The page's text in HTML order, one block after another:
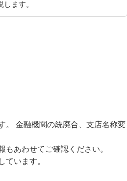
ます。
。 金融機関の統廃合、支店名称変
あわせてご確認ください。
います。